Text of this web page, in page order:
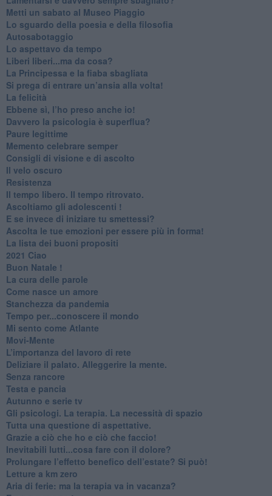
​Metti un sabato al Museo Piaggio
​Lo sguardo della poesia e della filosofia
Autosabotaggio
​Lo aspettavo da tempo
​Liberi liberi...ma da cosa?
​La Principessa e la fiaba sbagliata
Si prega di entrare un’ansia alla volta!
​La felicità
​Ebbene sì, l’ho preso anche io!
​Davvero la psicologia è superflua?
Paure legittime
​Memento celebrare semper
​Consigli di visione e di ascolto
​Il velo oscuro
Resistenza
​Il tempo libero. Il tempo ritrovato.
Ascoltiamo gli adolescenti !
​E se invece di iniziare tu smettessi?
​Ascolta le tue emozioni per essere più in forma!
​La lista dei buoni propositi
2021 Ciao
Buon Natale !
​La cura delle parole
​Come nasce un amore
Stanchezza da pandemia
​Tempo per...conoscere il mondo
​Mi sento come Atlante
​Movi-Mente
​L’importanza del lavoro di rete
​Deliziare il palato. Alleggerire la mente.
​Senza rancore
​Testa e pancia
​Autunno e serie tv
​Gli psicologi. La terapia. La necessità di spazio
​Tutta una questione di aspettative.
​Grazie a ciò che ho e ciò che faccio!
​Inevitabili lutti...cosa fare con il dolore?
Prolungare l’effetto benefico dell’estate? Si può!
​Letture a km zero
​Aria di ferie: ma la terapia va in vacanza?